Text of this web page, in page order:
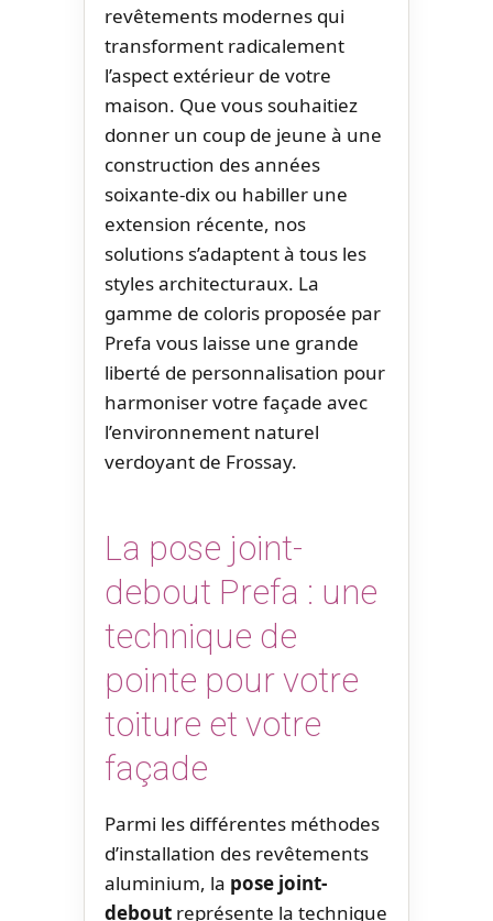
revêtements modernes qui
transforment radicalement
l’aspect extérieur de votre
maison. Que vous souhaitiez
donner un coup de jeune à une
construction des années
soixante-dix ou habiller une
extension récente, nos
solutions s’adaptent à tous les
styles architecturaux. La
gamme de coloris proposée par
Prefa vous laisse une grande
liberté de personnalisation pour
harmoniser votre façade avec
l’environnement naturel
verdoyant de Frossay.
La pose joint-
debout Prefa : une
technique de
pointe pour votre
toiture et votre
façade
Parmi les différentes méthodes
d’installation des revêtements
aluminium, la pose joint-
debout représente la technique